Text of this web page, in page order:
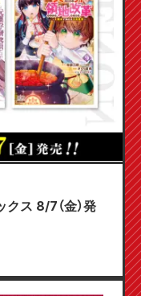
クス 8/7（金）発